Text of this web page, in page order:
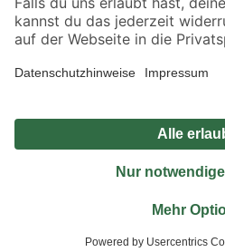
Alle Preisangaben in EUR inkl. gesetzl. MwSt..
Umständen nicht in allen Märkten verfügbar. Die
Produkte nur solange der Vorrat reicht.
*Paketversand ab 59 € versandkostenfrei, gilt nicht
Privatsphäre
Nutzungsbedingungen
Widerrufsrecht
© 2026 toom Baumarkt GmbH